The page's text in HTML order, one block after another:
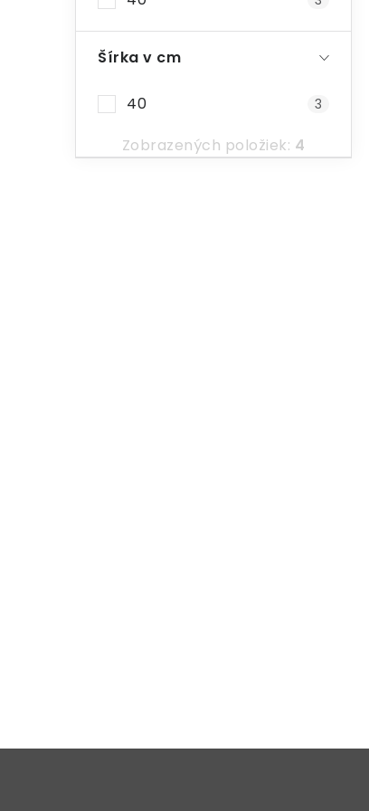
Šírka v cm
40 3
Zobrazených položiek: 4